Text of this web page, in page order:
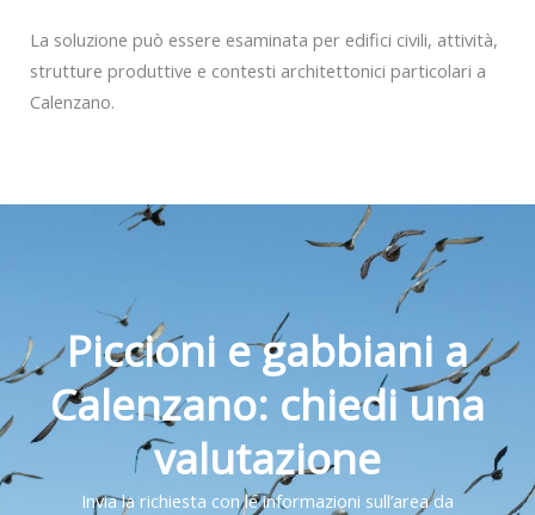
La soluzione può essere esaminata per edifici civili, attività,
strutture produttive e contesti architettonici particolari a
Calenzano.
Piccioni e gabbiani a
Calenzano: chiedi una
valutazione
Invia la richiesta con le informazioni sull’area da